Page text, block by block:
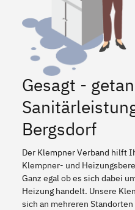
Gesagt -
Bergsdorf
Der Klempner Verband hilft
Klempner- und
Ganz egal ob es sich dabei
Heizung handelt. Unsere
sich an mehreren